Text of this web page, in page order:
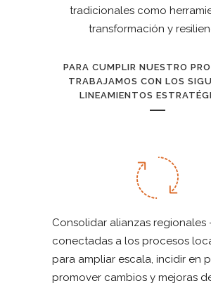
tradicionales como
transformación y
PARA CUMPLIR NUESTRO
TRABAJAMOS CON LOS
LINEAMIENTOS
Consolidar alianzas regionales
conectadas a los procesos
para ampliar escala, incidir en
promover cambios y mejoras